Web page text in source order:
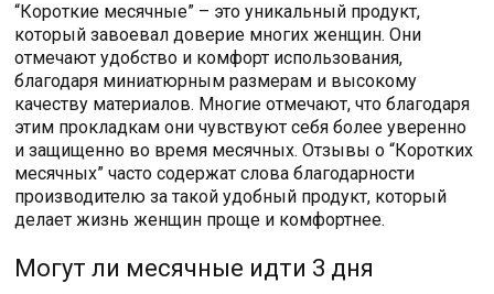
“Короткие месячные” – это уникальный продукт,
который завоевал доверие многих женщин. Они
отмечают удобство и комфорт использования,
благодаря миниатюрным размерам и высокому
качеству материалов. Многие отмечают, что благодаря
этим прокладкам они чувствуют себя более уверенно
и защищенно во время месячных. Отзывы о “Коротких
месячных” часто содержат слова благодарности
производителю за такой удобный продукт, который
делает жизнь женщин проще и комфортнее.
Могут ли месячные идти 3 дня